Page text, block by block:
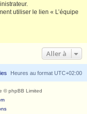
utiliser le lien « L’équipe
Aller à
Heures au format UTC+02:00
© phpBB Limited